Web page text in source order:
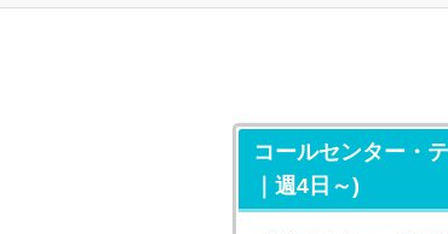
コールセンター・
｜週4日～)